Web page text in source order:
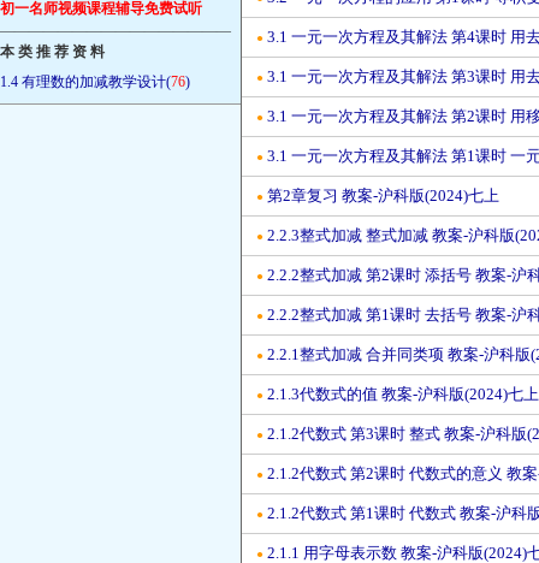
初一名师视频课程辅导免费试听
————————————————
本 类 推 荐 资 料
1.4 有理数的加减教学设计(76)
● 3.1 一元一次方程及其解法 第4课时 用
● 3.1 一元一次方程及其解法 第3课时 用
● 3.1 一元一次方程及其解法 第2课时 用
● 3.1 一元一次方程及其解法 第1课时 一
● 第2章复习 教案-沪科版(2024)七上
● 2.2.3整式加减 整式加减 教案-沪科版
● 2.2.2整式加减 第2课时 添括号 教案-沪
● 2.2.2整式加减 第1课时 去括号 教案-沪
● 2.2.1整式加减 合并同类项 教案-沪科版
● 2.1.3代数式的值 教案-沪科版(2024)七上
● 2.1.2代数式 第3课时 整式 教案-沪科版
● 2.1.2代数式 第2课时 代数式的意义 教
● 2.1.2代数式 第1课时 代数式 教案-沪科
● 2.1.1 用字母表示数 教案-沪科版(2024)